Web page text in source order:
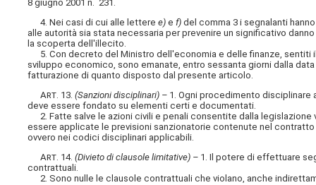
8 giugno 2001 n. 231.
4. Nei casi di cui alle letteree) ef) del comma 3 i segnalanti
alle autorità sia stata necessaria per prevenire un significativo
la scoperta dell'illecito.
5. Con decreto del Ministro dell'economia e delle finanze, sentiti
sviluppo economico, sono emanate, entro sessanta giorni dalla
fatturazione di quanto disposto dal presente articolo.
Art . 13.(Sanzioni disciplinari) – 1. Ogni procedimento
deve essere fondato su elementi certi e documentati.
2. Fatte salve le azioni civili e penali consentite dalla
essere applicate le previsioni sanzionatorie contenute nel
ovvero nei codici disciplinari applicabili.
Art. 14.(Divieto di clausole limitative) – 1. Il potere di effettuare
contrattuali.
2. Sono nulle le clausole contrattuali che violano, anche